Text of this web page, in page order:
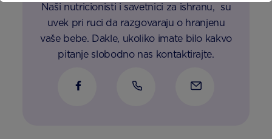
Naši nutricionisti i savetnici za ishranu, su
uvek pri ruci da razgovaraju o hranjenu
vaše bebe. Dakle, ukoliko imate bilo kakvo
pitanje slobodno nas kontaktirajte.